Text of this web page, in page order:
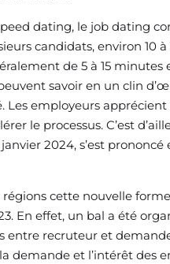
dating, le job dating
candidats, environ 10 à
de 5 à 15 minutes
savoir en un clin
Les employeurs
le processus. C’est
2024, s’est
cette nouvelle
En effet, un bal a été
entre recruteur et
demande et l’intérêt des